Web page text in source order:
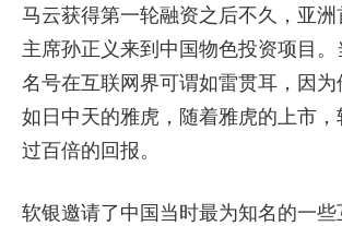
马云获得第一轮融资之后不久，亚
主席孙正义来到中国物色投资项目
名号在互联网界可谓如雷贯耳，因
如日中天的雅虎，随着雅虎的上市
过百倍的回报。
软银邀请了中国当时最为知名的一